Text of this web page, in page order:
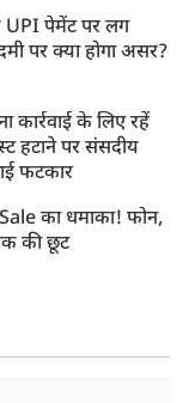
पेमेंट पर लग
पर क्या होगा असर?
कार्रवाई के लिए रहें
हटाने पर संसदीय
फटकार
का धमाका! फोन,
की छूट